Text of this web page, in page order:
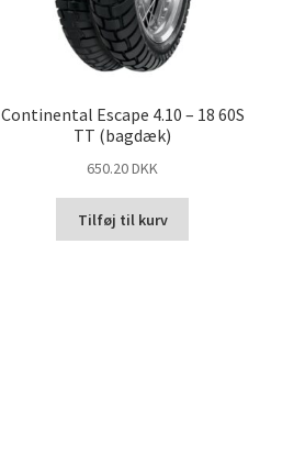
Continental Escape 4.10 – 18 60S
TT (bagdæk)
650.20 DKK
Tilføj til kurv